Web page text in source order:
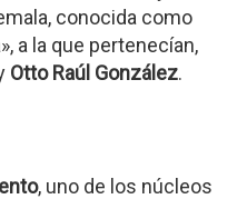
conocida como
a la que pertenecían,
Otto Raúl González.
, uno de los núcleos